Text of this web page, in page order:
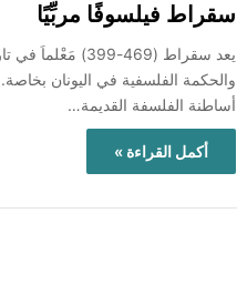
سقراط فيلسوفًا مربِّيًا
يعد سقراط (469-399)
والحكمة الفلسفية في اليونان
أساطنة الفلسفة القديمة…
أكمل القراءة »